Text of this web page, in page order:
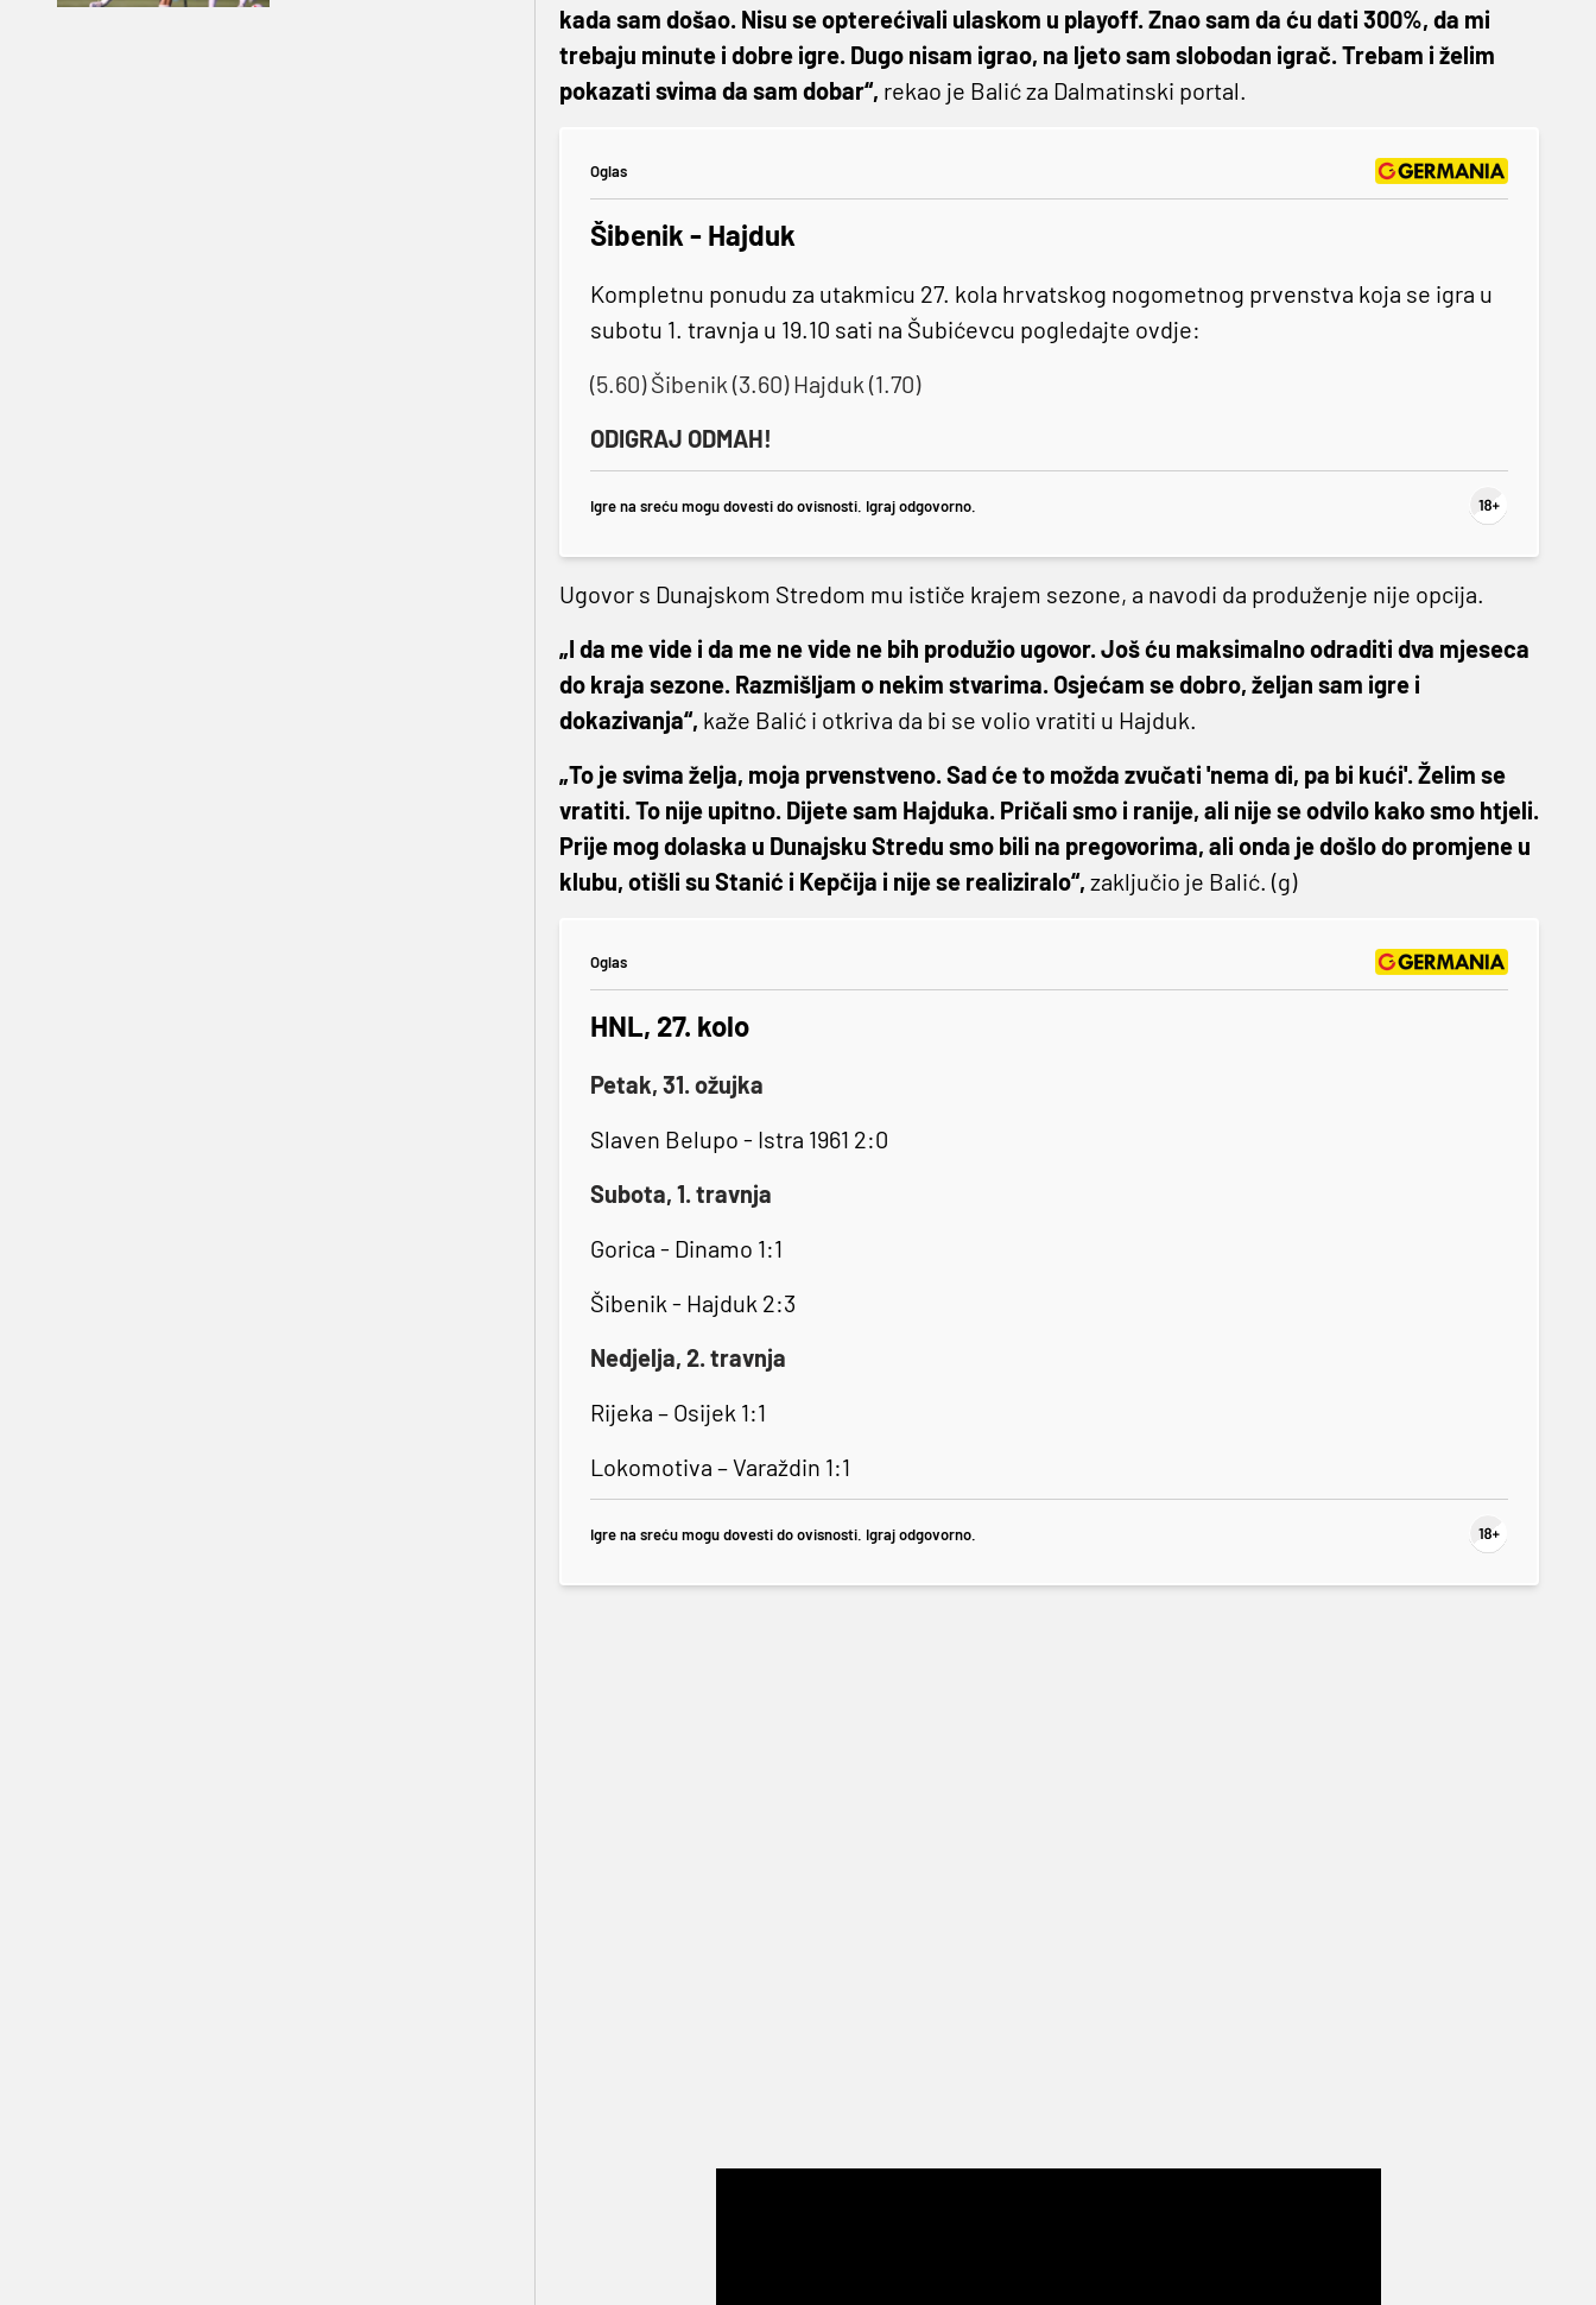
kada sam došao. Nisu se opterećivali ulaskom u playoff. Znao sam da ću dati 300%, da mi
trebaju minute i dobre igre. Dugo nisam igrao, na ljeto sam slobodan igrač. Trebam i želim
pokazati svima da sam dobar“, rekao je Balić za Dalmatinski portal.
Oglas
Šibenik - Hajduk
Kompletnu ponudu za utakmicu 27. kola hrvatskog nogometnog prvenstva koja se igra u
subotu 1. travnja u 19.10 sati na Šubićevcu pogledajte ovdje:
(5.60) Šibenik (3.60) Hajduk (1.70)
ODIGRAJ ODMAH!
Igre na sreću mogu dovesti do ovisnosti. Igraj odgovorno.
Ugovor s Dunajskom Stredom mu ističe krajem sezone, a navodi da produženje nije opcija.
„I da me vide i da me ne vide ne bih produžio ugovor. Još ću maksimalno odraditi dva mjeseca
do kraja sezone. Razmišljam o nekim stvarima. Osjećam se dobro, željan sam igre i
dokazivanja“, kaže Balić i otkriva da bi se volio vratiti u Hajduk.
„To je svima želja, moja prvenstveno. Sad će to možda zvučati 'nema di, pa bi kući'. Želim se
vratiti. To nije upitno. Dijete sam Hajduka. Pričali smo i ranije, ali nije se odvilo kako smo htjeli.
Prije mog dolaska u Dunajsku Stredu smo bili na pregovorima, ali onda je došlo do promjene u
klubu, otišli su Stanić i Kepčija i nije se realiziralo“, zaključio je Balić. (g)
Oglas
HNL, 27. kolo
Petak, 31. ožujka
Slaven Belupo - Istra 1961 2:0
Subota, 1. travnja
Gorica - Dinamo 1:1
Šibenik - Hajduk 2:3
Nedjelja, 2. travnja
Rijeka – Osijek 1:1
Lokomotiva – Varaždin 1:1
Igre na sreću mogu dovesti do ovisnosti. Igraj odgovorno.